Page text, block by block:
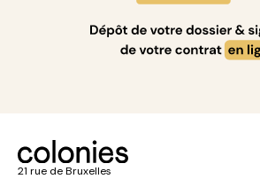
21 rue de Bruxelles